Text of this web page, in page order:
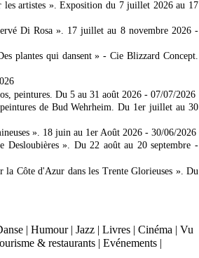
artistes ». Exposition du 7 juillet 2026 au 17
Di Rosa ». 17 juillet au 8 novembre 2026 -
plantes qui dansent » - Cie Blizzard Concept.
peintures. Du 5 au 31 août 2026 - 07/07/2026
de Bud Wehrheim. Du 1er juillet au 30
». 18 juin au 1er Août 2026 - 30/06/2026
». Du 22 août au 20 septembre -
Côte d'Azur dans les Trente Glorieuses ». Du
| Humour | Jazz | Livres | Cinéma | Vu
& restaurants | Evénements |